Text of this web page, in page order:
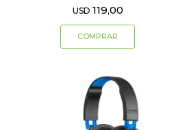
USD 119,00